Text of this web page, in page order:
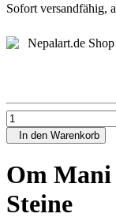
Sofort versandfähig,
In den Warenkorb
Om
Steine